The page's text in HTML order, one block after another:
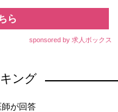
ら
sponsored by 求人ボックス
ング
師が回答